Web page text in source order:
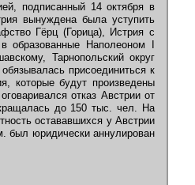
подписанный 14 октября в
вынуждена была уступить
Гёрц (Горица), Истрия с
Наполеоном I
Тарнопольский округ
присоединиться к
которые будут произведены
отказ Австрии от
до 150 тыс. чел. На
остававшихся у Австрии
был юридически аннулирован